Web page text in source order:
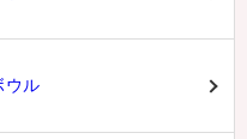
ウル